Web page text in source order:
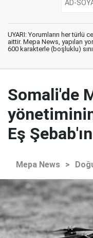
UYARI: Yorumların her türlü
aittir. Mepa News, yapılan
600 karakterle (boşluklu)
Somali'de
Eş
Mepa News >